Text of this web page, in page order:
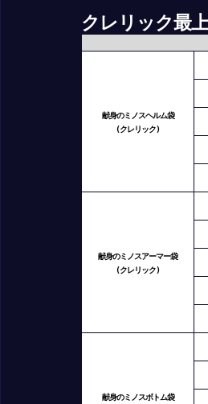
クレリック最
献身のミノスヘルム袋
(クレリック)
献身のミノスアーマー袋
(クレリック)
献身のミノスボトム袋